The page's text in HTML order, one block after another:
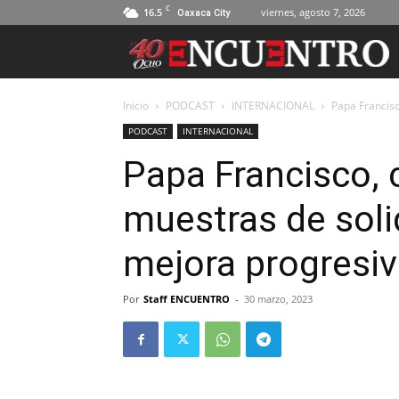
16.5 C Oaxaca City viernes, agosto 7, 2026
Inicio PODCAST INTERNACIONAL Papa
PODCAST INTERNACIONAL
Papa
muestras de
mejora
Por Staff ENCUENTRO - 30 marzo, 2023